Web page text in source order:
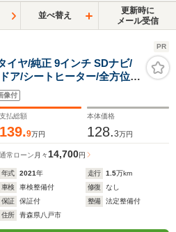
並べ替え
更新時に
メール受信
PR
ヤ/純正 9インチ SDナビ/
ア/シートヒーター/全方位モ
テム/ヘッドランプ
像付
支払総額
139.9万円
本体価格
128.3万円
通常ローン 月々14,700円
年式 2021年 走行 1.5万km
車検
車検整備付 修復
なし
保証
保証付 整備
法定整備付
住所
青森県八戸市